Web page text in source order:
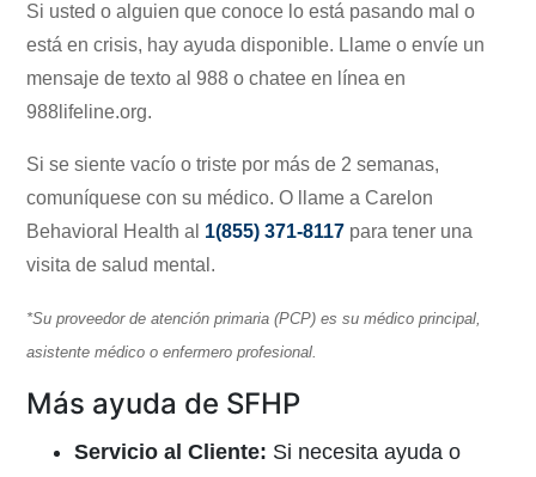
Si usted o alguien que conoce lo está pasando mal o
está en crisis, hay ayuda disponible. Llame o envíe un
mensaje de texto al 988 o chatee en línea en
988lifeline.org.
Si se siente vacío o triste por más de 2 semanas,
comuníquese con su médico. O llame a Carelon
Behavioral Health al 1(855) 371-8117 para tener una
visita de salud mental.
*Su proveedor de atención primaria (PCP) es su médico principal,
asistente médico o enfermero profesional.
Más ayuda de SFHP
Servicio al Cliente: Si necesita ayuda o